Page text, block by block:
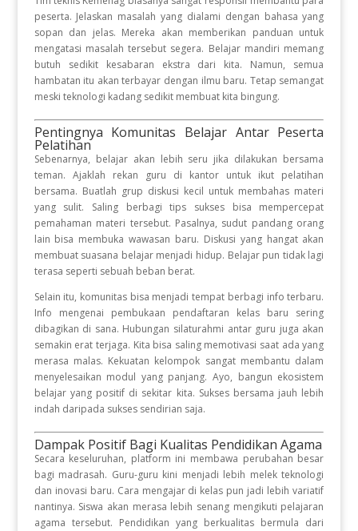
peserta. Jelaskan masalah yang dialami dengan bahasa yang
sopan dan jelas. Mereka akan memberikan panduan untuk
mengatasi masalah tersebut segera. Belajar mandiri memang
butuh sedikit kesabaran ekstra dari kita. Namun, semua
hambatan itu akan terbayar dengan ilmu baru. Tetap semangat
meski teknologi kadang sedikit membuat kita bingung.
Pentingnya Komunitas Belajar Antar Peserta
Pelatihan
Sebenarnya, belajar akan lebih seru jika dilakukan bersama
teman. Ajaklah rekan guru di kantor untuk ikut pelatihan
bersama. Buatlah grup diskusi kecil untuk membahas materi
yang sulit. Saling berbagi tips sukses bisa mempercepat
pemahaman materi tersebut. Pasalnya, sudut pandang orang
lain bisa membuka wawasan baru. Diskusi yang hangat akan
membuat suasana belajar menjadi hidup. Belajar pun tidak lagi
terasa seperti sebuah beban berat.
Selain itu, komunitas bisa menjadi tempat berbagi info terbaru.
Info mengenai pembukaan pendaftaran kelas baru sering
dibagikan di sana. Hubungan silaturahmi antar guru juga akan
semakin erat terjaga. Kita bisa saling memotivasi saat ada yang
merasa malas. Kekuatan kelompok sangat membantu dalam
menyelesaikan modul yang panjang. Ayo, bangun ekosistem
belajar yang positif di sekitar kita. Sukses bersama jauh lebih
indah daripada sukses sendirian saja.
Dampak Positif Bagi Kualitas Pendidikan Agama
Secara keseluruhan, platform ini membawa perubahan besar
bagi madrasah. Guru-guru kini menjadi lebih melek teknologi
dan inovasi baru. Cara mengajar di kelas pun jadi lebih variatif
nantinya. Siswa akan merasa lebih senang mengikuti pelajaran
agama tersebut. Pendidikan yang berkualitas bermula dari